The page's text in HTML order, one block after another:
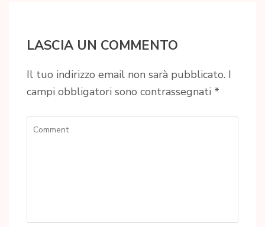
LASCIA UN COMMENTO
Il tuo indirizzo email non sarà pubblicato. I
campi obbligatori sono contrassegnati *
Comment